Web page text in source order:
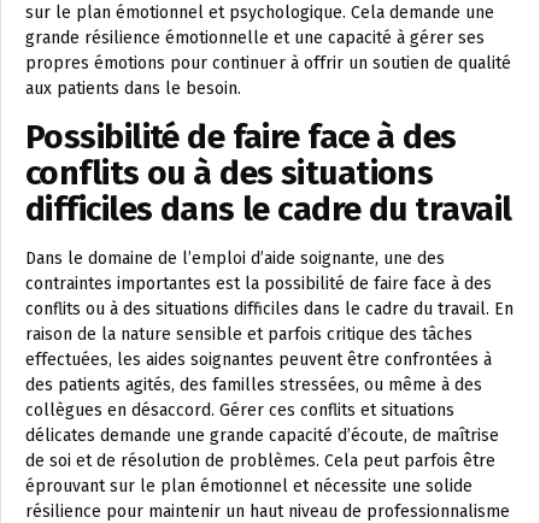
sur le plan émotionnel et psychologique. Cela demande une
grande résilience émotionnelle et une capacité à gérer ses
propres émotions pour continuer à offrir un soutien de qualité
aux patients dans le besoin.
Possibilité de faire face à des
conflits ou à des situations
difficiles dans le cadre du travail
Dans le domaine de l’emploi d’aide soignante, une des
contraintes importantes est la possibilité de faire face à des
conflits ou à des situations difficiles dans le cadre du travail. En
raison de la nature sensible et parfois critique des tâches
effectuées, les aides soignantes peuvent être confrontées à
des patients agités, des familles stressées, ou même à des
collègues en désaccord. Gérer ces conflits et situations
délicates demande une grande capacité d’écoute, de maîtrise
de soi et de résolution de problèmes. Cela peut parfois être
éprouvant sur le plan émotionnel et nécessite une solide
résilience pour maintenir un haut niveau de professionnalisme